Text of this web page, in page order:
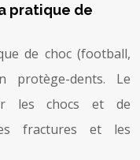
pratique de
de choc (football,
protège-dents. Le
les chocs et de
fractures et les